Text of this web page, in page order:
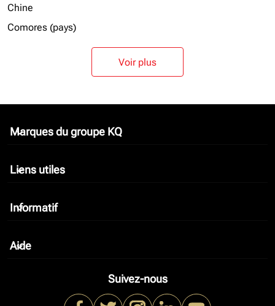
Chine
Comores (pays)
Voir plus
Marques du groupe KQ
keyboard_arrow_down
Liens utiles
keyboard_arrow_down
Informatif
keyboard_arrow_down
Aide
keyboard_arrow_down
Suivez-nous